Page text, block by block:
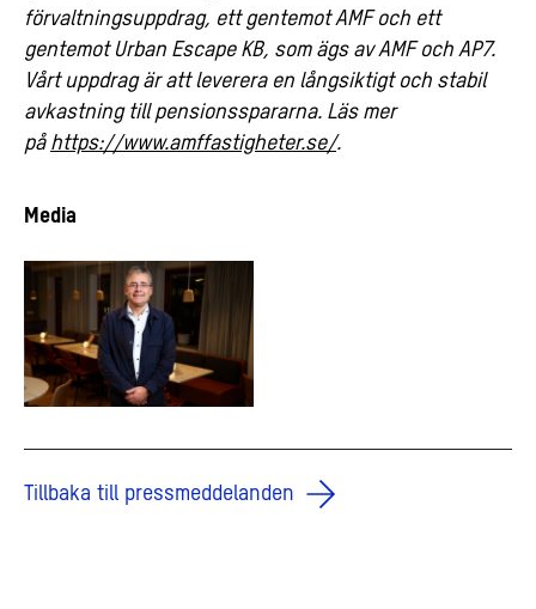
förvaltningsuppdrag, ett gentemot AMF och ett
gentemot Urban Escape KB, som ägs av AMF och AP7.
Vårt uppdrag är att leverera en långsiktigt och stabil
avkastning till pensionsspararna. Läs mer
på https://www.amffastigheter.se/.
Media
Tillbaka till pressmeddelanden